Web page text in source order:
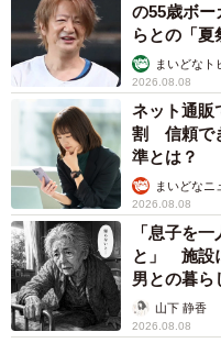
の55歳ボ
らとの「夏
まいどなト
2026.08.08
ネット通販
割 信頼で
準とは？
まいどなニ
2026.08.08
「息子を
と」 施設
男との暮
から】山下 静香
2026.08.08